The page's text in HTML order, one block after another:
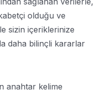
olduğu ve
sizin içeriklerinize
daha bilinçli kararlar
anahtar kelime